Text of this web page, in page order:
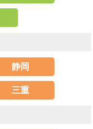
静岡
三重